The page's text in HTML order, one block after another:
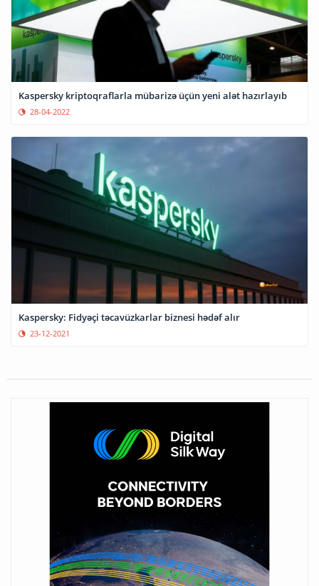
Kaspersky kriptoqraflarla mübarizə üçün yeni alət hazırlayıb
28-04-2022
Kaspersky: Fidyəçi təcavüzkarlar biznesi hədəf alır
23-12-2021